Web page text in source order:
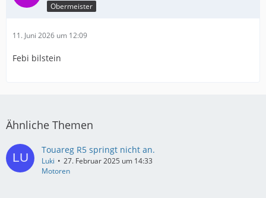
Obermeister
11. Juni 2026 um 12:09
Febi bilstein
Ähnliche Themen
Touareg R5 springt nicht an.
Luki
27. Februar 2025 um 14:33
Motoren